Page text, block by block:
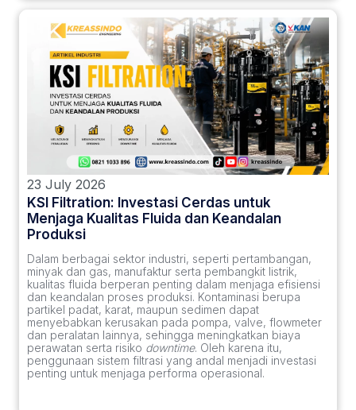
23 July 2026
KSI Filtration: Investasi Cerdas untuk
Menjaga Kualitas Fluida dan Keandalan
Produksi
Dalam berbagai sektor industri, seperti pertambangan,
minyak dan gas, manufaktur serta pembangkit listrik,
kualitas fluida berperan penting dalam menjaga efisiensi
dan keandalan proses produksi. Kontaminasi berupa
partikel padat, karat, maupun sedimen dapat
menyebabkan kerusakan pada pompa, valve, flowmeter
dan peralatan lainnya, sehingga meningkatkan biaya
perawatan serta risiko downtime. Oleh karena itu,
penggunaan sistem filtrasi yang andal menjadi investasi
penting untuk menjaga performa operasional.